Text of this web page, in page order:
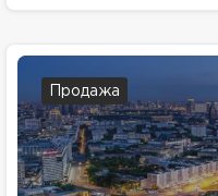
Продажа